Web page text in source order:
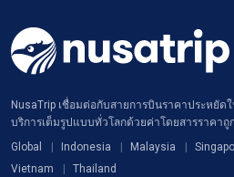
NusaTrip เชื่อมต่อกับสายการบินราคาประหยัด
บริการเต็มรูปแบบทั่วโลกด้วยค่าโดยสารราคาถู
Global
Indonesia Malaysia
Vietnam
Thailand